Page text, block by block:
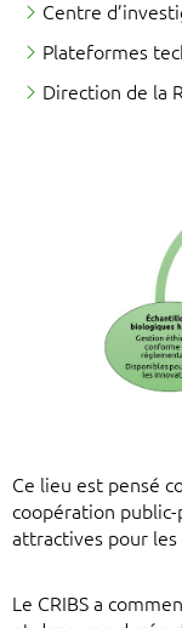
Centre
Plateformes
Direction de la
Ce lieu est pensé
coopération
attractives pour
Le CRIBS a